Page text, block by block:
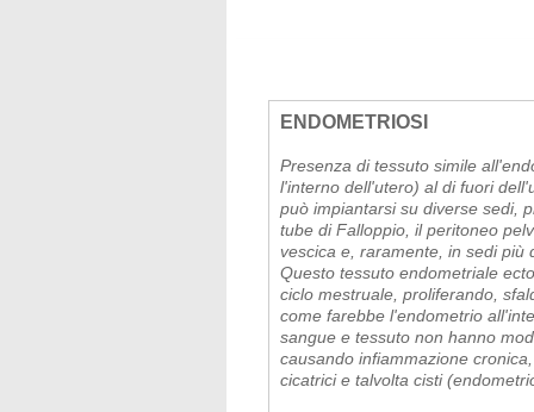
ENDOMETRIOSI
Presenza di tessuto simile
l'interno dell'utero) al di fuori
può impiantarsi su diverse sedi,
tube di Falloppio, il peritoneo
vescica e, raramente, in sedi più
Questo tessuto endometriale
ciclo mestruale, proliferando,
come farebbe l'endometrio
sangue e tessuto non hanno
causando infiammazione
cicatrici e talvolta cisti